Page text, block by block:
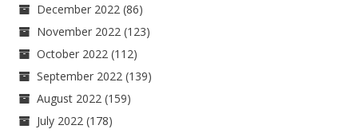
December 2022 (86)
November 2022 (123)
October 2022 (112)
September 2022 (139)
August 2022 (159)
July 2022 (178)